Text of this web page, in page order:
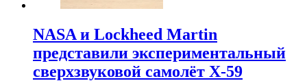
NASA и Lockheed Martin
представили экспериментальный
сверхзвуковой самолёт X-59